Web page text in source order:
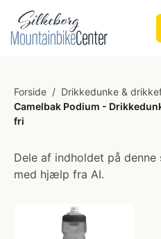
Forside / Drikkedunke &
Camelbak Podium -
fri
Dele af indholdet på
med hjælp fra AI.